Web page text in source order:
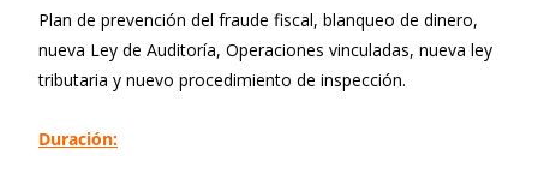
Plan de prevención del fraude fiscal, blanqueo de dinero,
nueva Ley de Auditoría, Operaciones vinculadas, nueva ley
tributaria y nuevo procedimiento de inspección.
Duración: